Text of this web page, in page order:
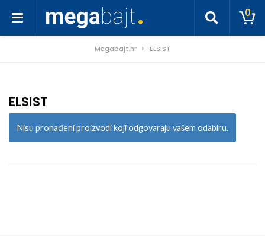
0
Megabajt.hr ELSIST
ELSIST
Nisu pronađeni proizvodi koji odgovaraju vašem odabiru.